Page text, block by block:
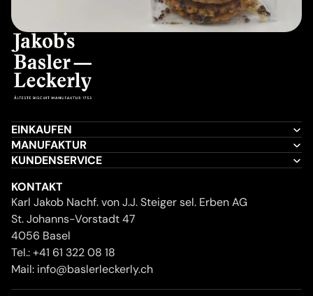
EINKAUFEN
MANUFAKTUR
KUNDENSERVICE
KONTAKT
Karl Jakob Nachf. von J.J. Steiger sel. Erben AG
St. Johanns-Vorstadt 47
4056 Basel
Tel.:+41 61 322 08 18
Mail: info@baslerleckerly.ch